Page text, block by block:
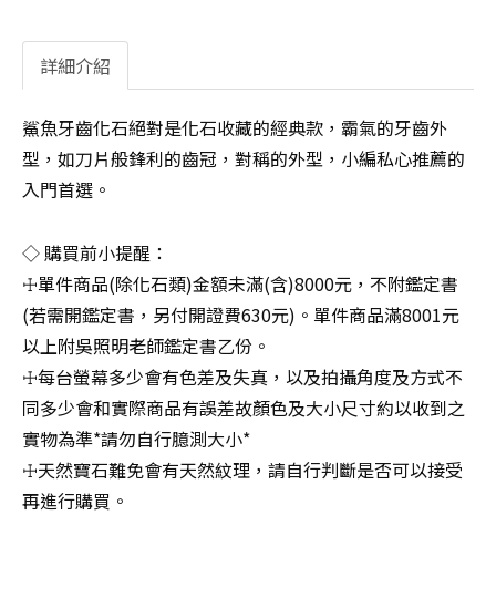
詳細介紹
鯊魚牙齒化石絕對是化石收藏的經典款，霸氣的牙齒外
型，如刀片般鋒利的齒冠，對稱的外型，小編私心推薦的
入門首選。
◇ 購買前小提醒：
☩單件商品(除化石類)金額未滿(含)8000元，不附鑑定書
(若需開鑑定書，另付開證費630元)。單件商品滿8001元
以上附吳照明老師鑑定書乙份。
☩每台螢幕多少會有色差及失真，以及拍攝角度及方式不
同多少會和實際商品有誤差故顏色及大小尺寸約以收到之
實物為準*請勿自行臆測大小*
☩天然寶石難免會有天然紋理，請自行判斷是否可以接受
再進行購買。